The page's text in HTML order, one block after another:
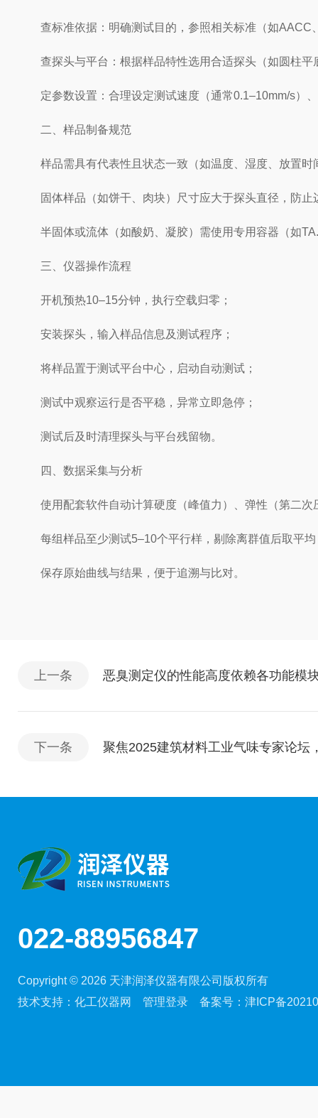
查标准依据：明确测试目的，参照相关标准（如AACC
查探头与平台：根据样品特性选用合适探头（如圆柱平
定参数设置：合理设定测试速度（通常0.1–10mm/s）、
二、样品制备规范
样品需具有代表性且状态一致（如温度、湿度、放置时
固体样品（如饼干、肉块）尺寸应大于探头直径，防止
半固体或流体（如酸奶、凝胶）需使用专用容器（如
三、仪器操作流程
开机预热10–15分钟，执行空载归零；
安装探头，输入样品信息及测试程序；
将样品置于测试平台中心，启动自动测试；
测试中观察运行是否平稳，异常立即急停；
测试后及时清理探头与平台残留物。
四、数据采集与分析
使用配套软件自动计算硬度（峰值力）、弹性（第二次
每组样品至少测试5–10个平行样，剔除离群值后取平均
保存原始曲线与结果，便于追溯与比对。
上一条 恶臭测定仪的性能高度依赖各功能模
下一条 聚焦2025建筑材料工业气味专家论坛
022-88956847
Copyright © 2026 天津润泽仪器有限公司版权所有
技术支持： 化工仪器网 管理登录 备案号： 津ICP备